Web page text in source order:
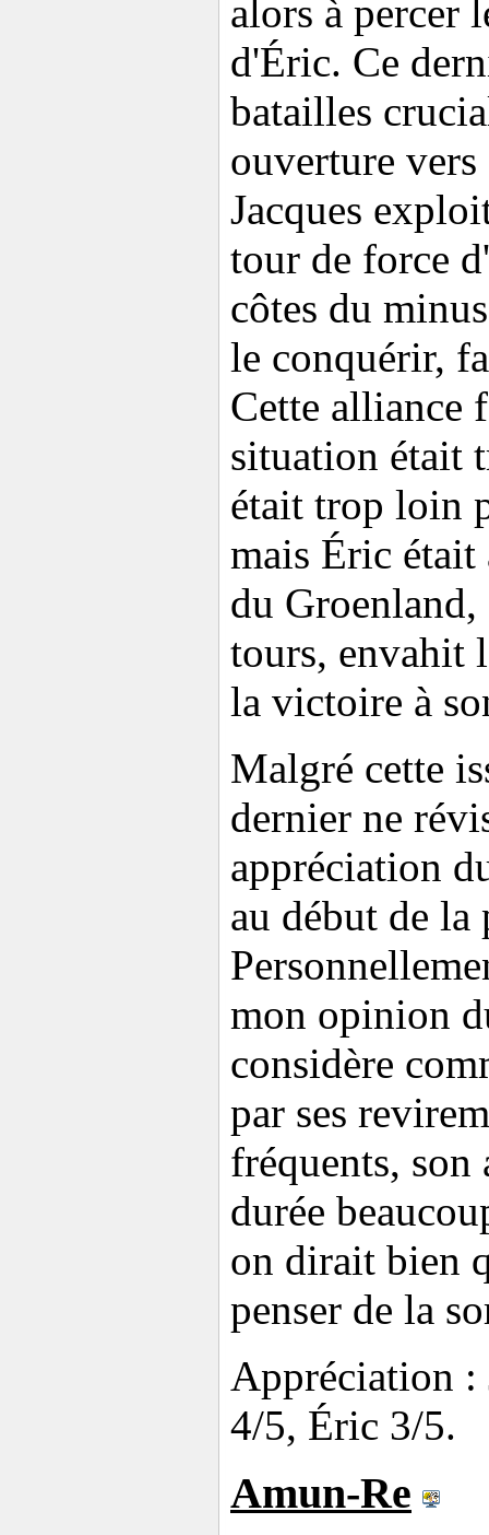
alors à percer
d'Éric. Ce
batailles
ouverture
Jacques
tour de force
côtes du
le conquérir,
Cette alliance
situation était
était trop loin
mais Éric était
du
tours, envahit
la victoire à
Malgré cette
dernier ne
appréciation
au début de la
mon opinion
considère
par ses
fréquents, son
durée
on dirait bien
penser de la
Appréciation :
4/5, Éric 3/5.
Amun-Re